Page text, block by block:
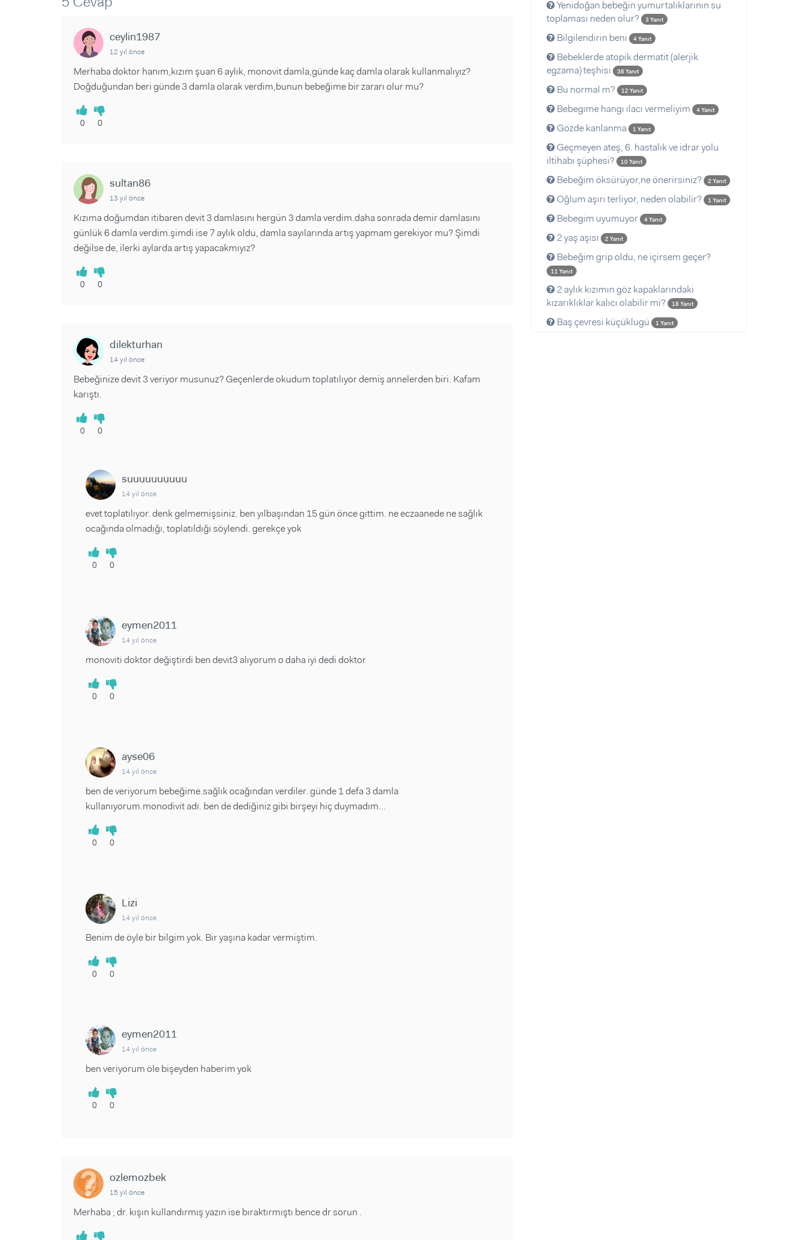
Sorular ve Yanıtlar
Makaleler
ceylin1987
12 yıl önce
Merhaba doktor hanım,kızım şuan 6 aylık, monovit damla,günde kaç damla olarak kullanmalıyız?
Doğduğundan beri günde 3 damla olarak verdim,bunun bebeğime bir zararı olur mu?
0 0
sultan86
13 yıl önce
Kızıma doğumdan itibaren devit 3 damlasını hergün 3 damla verdim.daha sonrada demir damlasını
günlük 6 damla verdim.şimdi ise 7 aylık oldu, damla sayılarında artış yapmam gerekiyor mu? Şimdi
değilse de, ilerki aylarda artış yapacakmıyız?
0 0
dilekturhan
14 yıl önce
Bebeğinize devit 3 veriyor musunuz? Geçenlerde okudum toplatılıyor demiş annelerden biri. Kafam
karıştı.
0 0
suuuuuuuuuu
14 yıl önce
evet toplatılıyor. denk gelmemişsiniz. ben yılbaşından 15 gün önce gittim. ne eczaanede ne sağlık
ocağında olmadığı, toplatıldığı söylendi. gerekçe yok
0 0
eymen2011
14 yıl önce
monoviti doktor değiştirdi ben devit3 alıyorum o daha iyi dedi doktor
0 0
ayse06
14 yıl önce
ben de veriyorum bebeğime.sağlık ocağından verdiler. günde 1 defa 3 damla
kullanıyorum.monodivit adı. ben de dediğiniz gibi birşeyi hiç duymadım...
0 0
Lizi
14 yıl önce
Benim de öyle bir bilgim yok. Bir yaşına kadar vermiştim.
0 0
eymen2011
14 yıl önce
ben veriyorum öle bişeyden haberim yok
0 0
ozlemozbek
15 yıl önce
Merhaba ; dr. kışın kullandırmış yazın ise bıraktırmıştı bence dr sorun .
Yenidoğan bebeğin yumurtalıklarının su
toplaması neden olur?
3 Yanıt
Bilgilendirin beni 4 Yanıt
Bebeklerde atopik dermatit (alerjik
egzama) teşhisi
38 Yanıt
Bu normal m? 12 Yanıt
Bebegıme hangı ılacı vermeliyim 4 Yanıt
Gözde kanlanma 1 Yanıt
Geçmeyen ateş, 6. hastalık ve idrar yolu
iltihabı şüphesi?
10 Yanıt
Bebeğim öksürüyor,ne önerirsiniz? 2 Yanıt
Oğlum aşırı terliyor, neden olabilir? 1 Yanıt
Bebegim uyumuyor 4 Yanıt
2 yaş aşısı 2 Yanıt
Bebeğim grip oldu, ne içirsem geçer?
11 Yanıt
2 aylık kızımın göz kapaklarındaki
kızarıklıklar kalıcı olabilir mi?
18 Yanıt
Baş çevresi küçüklugü 1 Yanıt